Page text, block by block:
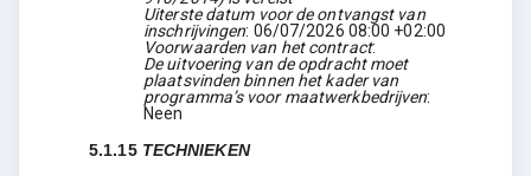
Uiterste datum voor de ontvangst van
inschrijvingen: 06/07/2026 08:00 +02:00
Voorwaarden van het contract:
De uitvoering van de opdracht moet
plaatsvinden binnen het kader van
programma’s voor maatwerkbedrijven:
Neen
5.1.15 TECHNIEKEN